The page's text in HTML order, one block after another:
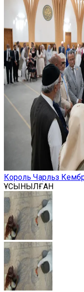
Король Чарльз
ҰСЫНЫЛҒАН